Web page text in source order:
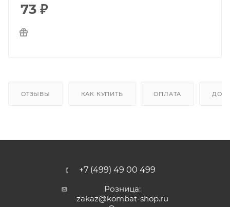
73 ₽
ОТЗЫВЫ КАК КУПИТЬ ОПЛАТА
+7 (499) 49 00 499
Розница:
zakaz@kombat-shop.ru